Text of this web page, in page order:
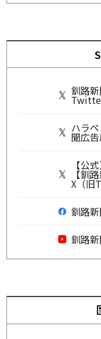
釧路
ハラ
聞広
【公
【釧
X（旧
釧路
釧路